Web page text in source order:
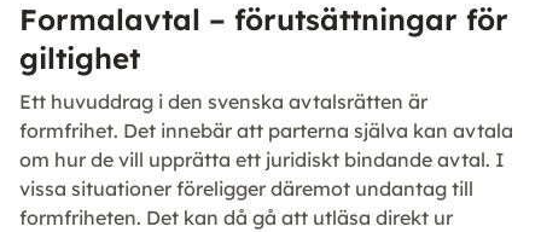
Formalavtal – förutsättningar för
giltighet
Ett huvuddrag i den svenska avtalsrätten är
formfrihet. Det innebär att parterna själva kan avtala
om hur de vill upprätta ett juridiskt bindande avtal. I
vissa situationer föreligger däremot undantag till
formfriheten. Det kan då gå att utläsa direkt ur